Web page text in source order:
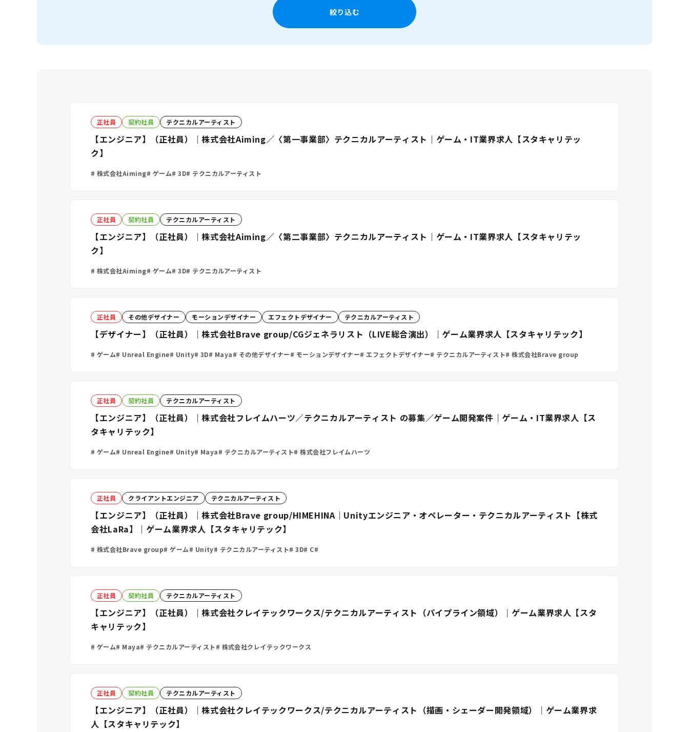
絞り込む
正社員 契約社員 テクニカルアーティスト
【エンジニア】（正社員）｜株式会社Aiming／〈第一事業部〉テクニカルアーティスト｜ゲーム・IT業界求人【スタキャリテッ
ク】
株式会社Aiming ゲーム 3D テクニカルアーティスト
正社員 契約社員 テクニカルアーティスト
【エンジニア】（正社員）｜株式会社Aiming／〈第二事業部〉テクニカルアーティスト｜ゲーム・IT業界求人【スタキャリテッ
ク】
株式会社Aiming ゲーム 3D テクニカルアーティスト
正社員 その他デザイナー モーションデザイナー エフェクトデザイナー テクニカルアーティスト
【デザイナー】（正社員）｜株式会社Brave group/CGジェネラリスト（LIVE総合演出）｜ゲーム業界求人【スタキャリテック】
ゲーム Unreal Engine Unity 3D Maya その他デザイナー モーションデザイナー エフェクトデザイナー テクニカルアーティスト 株式会社Brave group
正社員 契約社員 テクニカルアーティスト
【エンジニア】（正社員）｜株式会社フレイムハーツ／テクニカルアーティスト の募集／ゲーム開発案件｜ゲーム・IT業界求人【ス
タキャリテック】
ゲーム Unreal Engine Unity Maya テクニカルアーティスト 株式会社フレイムハーツ
正社員 クライアントエンジニア テクニカルアーティスト
【エンジニア】（正社員）｜株式会社Brave group/HIMEHINA｜Unityエンジニア・オペレーター・テクニカルアーティスト【株式
会社LaRa】｜ゲーム業界求人【スタキャリテック】
株式会社Brave group ゲーム Unity テクニカルアーティスト 3D C#
正社員 契約社員 テクニカルアーティスト
【エンジニア】（正社員）｜株式会社クレイテックワークス/テクニカルアーティスト（パイプライン領域）｜ゲーム業界求人【スタ
キャリテック】
ゲーム Maya テクニカルアーティスト 株式会社クレイテックワークス
正社員 契約社員 テクニカルアーティスト
【エンジニア】（正社員）｜株式会社クレイテックワークス/テクニカルアーティスト（描画・シェーダー開発領域）｜ゲーム業界求
人【スタキャリテック】